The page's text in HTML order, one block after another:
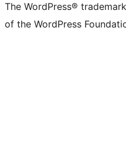
The WordPress®
of the WordPress